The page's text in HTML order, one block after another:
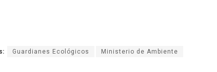
Guardianes Ecológicos Ministerio de Ambiente